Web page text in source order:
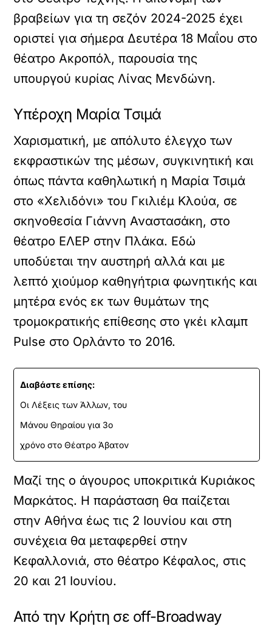
βραβείων για τη σεζόν 2024-2025 έχει
οριστεί για σήμερα Δευτέρα 18 Μαΐου στο
θέατρο Ακροπόλ, παρουσία της
υπουργού κυρίας Λίνας Μενδώνη.
Υπέροχη Μαρία Τσιμά
Χαρισματική, με απόλυτο έλεγχο των
εκφραστικών της μέσων, συγκινητική και
όπως πάντα καθηλωτική η Μαρία Τσιμά
στο «Χελιδόνι» του Γκιλιέμ Κλούα, σε
σκηνοθεσία Γιάννη Αναστασάκη, στο
θέατρο ΕΛΕΡ στην Πλάκα. Εδώ
υποδύεται την αυστηρή αλλά και με
λεπτό χιούμορ καθηγήτρια φωνητικής και
μητέρα ενός εκ των θυμάτων της
τρομοκρατικής επίθεσης στο γκέι κλαμπ
Pulse στο Ορλάντο το 2016.
Διαβάστε επίσης:
Οι Λέξεις των Άλλων, του
Μάνου Θηραίου για 3ο
χρόνο στο Θέατρο Άβατον
Μαζί της ο άγουρος υποκριτικά Κυριάκος
Μαρκάτος. Η παράσταση θα παίζεται
στην Αθήνα έως τις 2 Ιουνίου και στη
συνέχεια θα μεταφερθεί στην
Κεφαλλονιά, στο θέατρο Κέφαλος, στις
20 και 21 Ιουνίου.
Από την Κρήτη σε off-Broadway